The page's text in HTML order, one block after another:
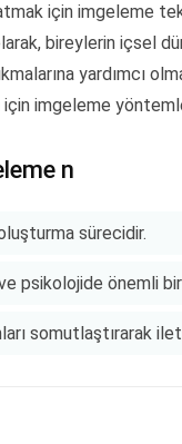
için imgeleme
bireylerin içsel
yardımcı
için imgeleme
n
sürecidir.
psikolojide önemli bir
somutlaştırarak